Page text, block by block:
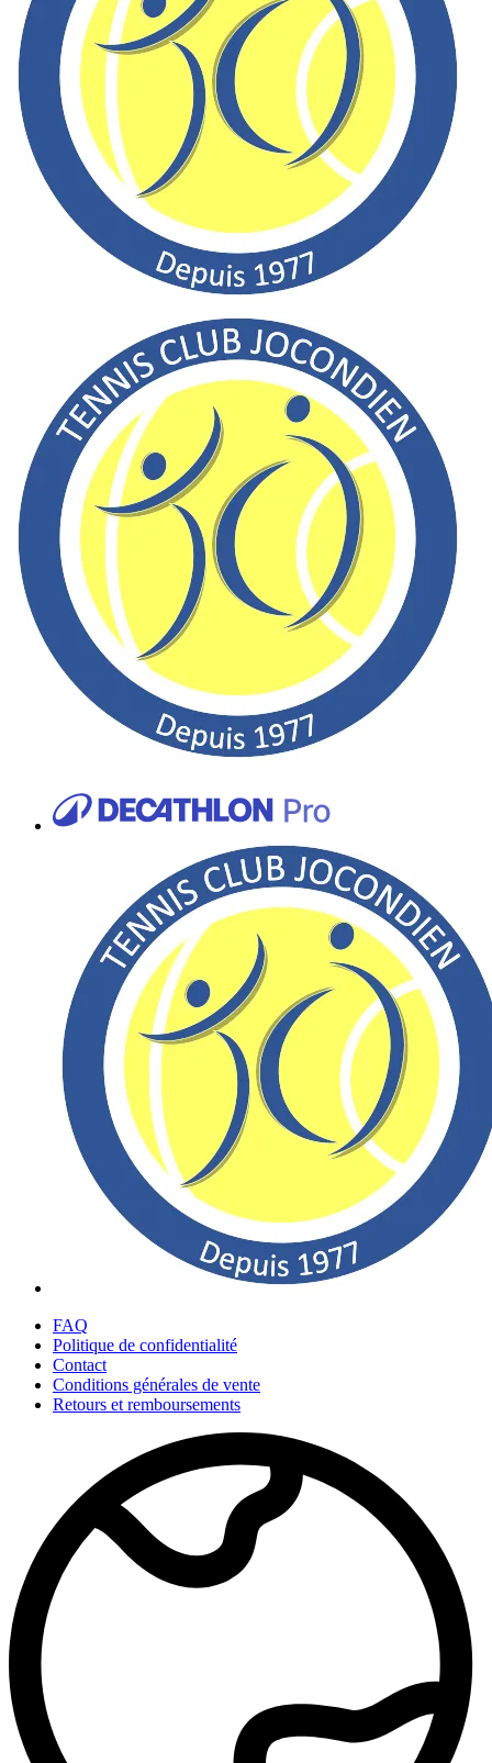
FAQ
Politique de confidentialité
Contact
Conditions générales de vente
Retours et remboursements